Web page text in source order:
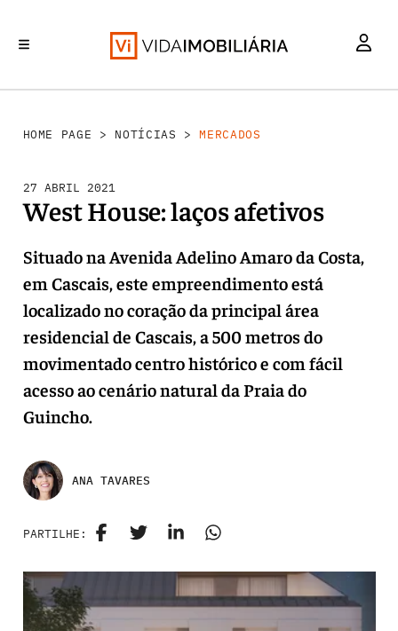
HOME PAGE > NOTÍCIAS >MERCADOS
27 ABRIL 2021
West House: laços afetivos
Situado na Avenida Adelino Amaro da Costa,
em Cascais, este empreendimento está
localizado no coração da principal área
residencial de Cascais, a 500 metros do
movimentado centro histórico e com fácil
acesso ao cenário natural da Praia do
Guincho.
ANA TAVARES
PARTILHE: